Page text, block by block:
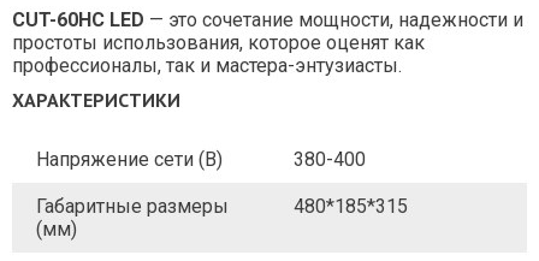
CUT-60HC LED — это сочетание мощности, надежности и
простоты использования, которое оценят как
профессионалы, так и мастера-энтузиасты.
ХАРАКТЕРИСТИКИ
Напряжение сети (В) 380-400
Габаритные размеры
(мм)
480*185*315